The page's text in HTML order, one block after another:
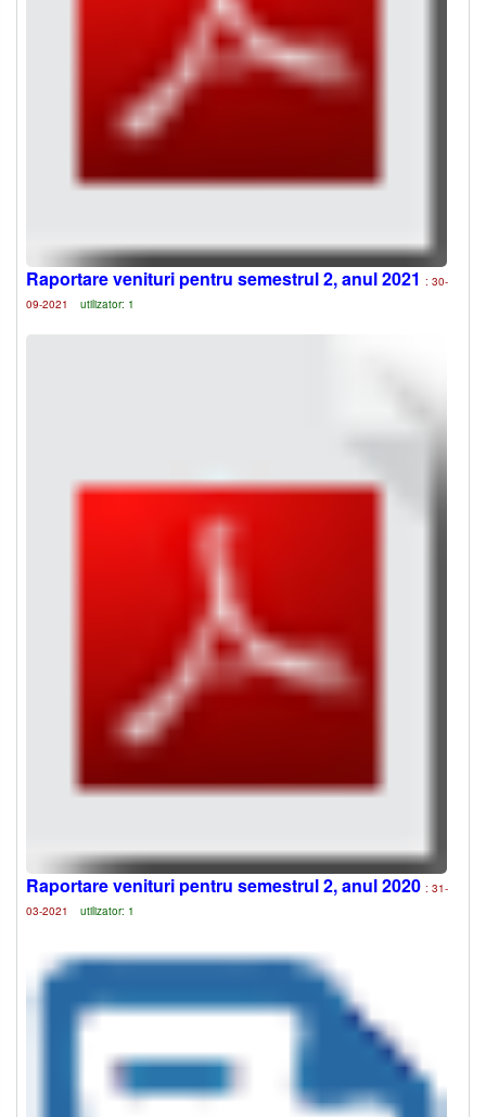
Raportare venituri pentru semestrul 2, anul 2021 : 30-
09-2021
utilizator: 1
Raportare venituri pentru semestrul 2, anul 2020 : 31-
03-2021
utilizator: 1